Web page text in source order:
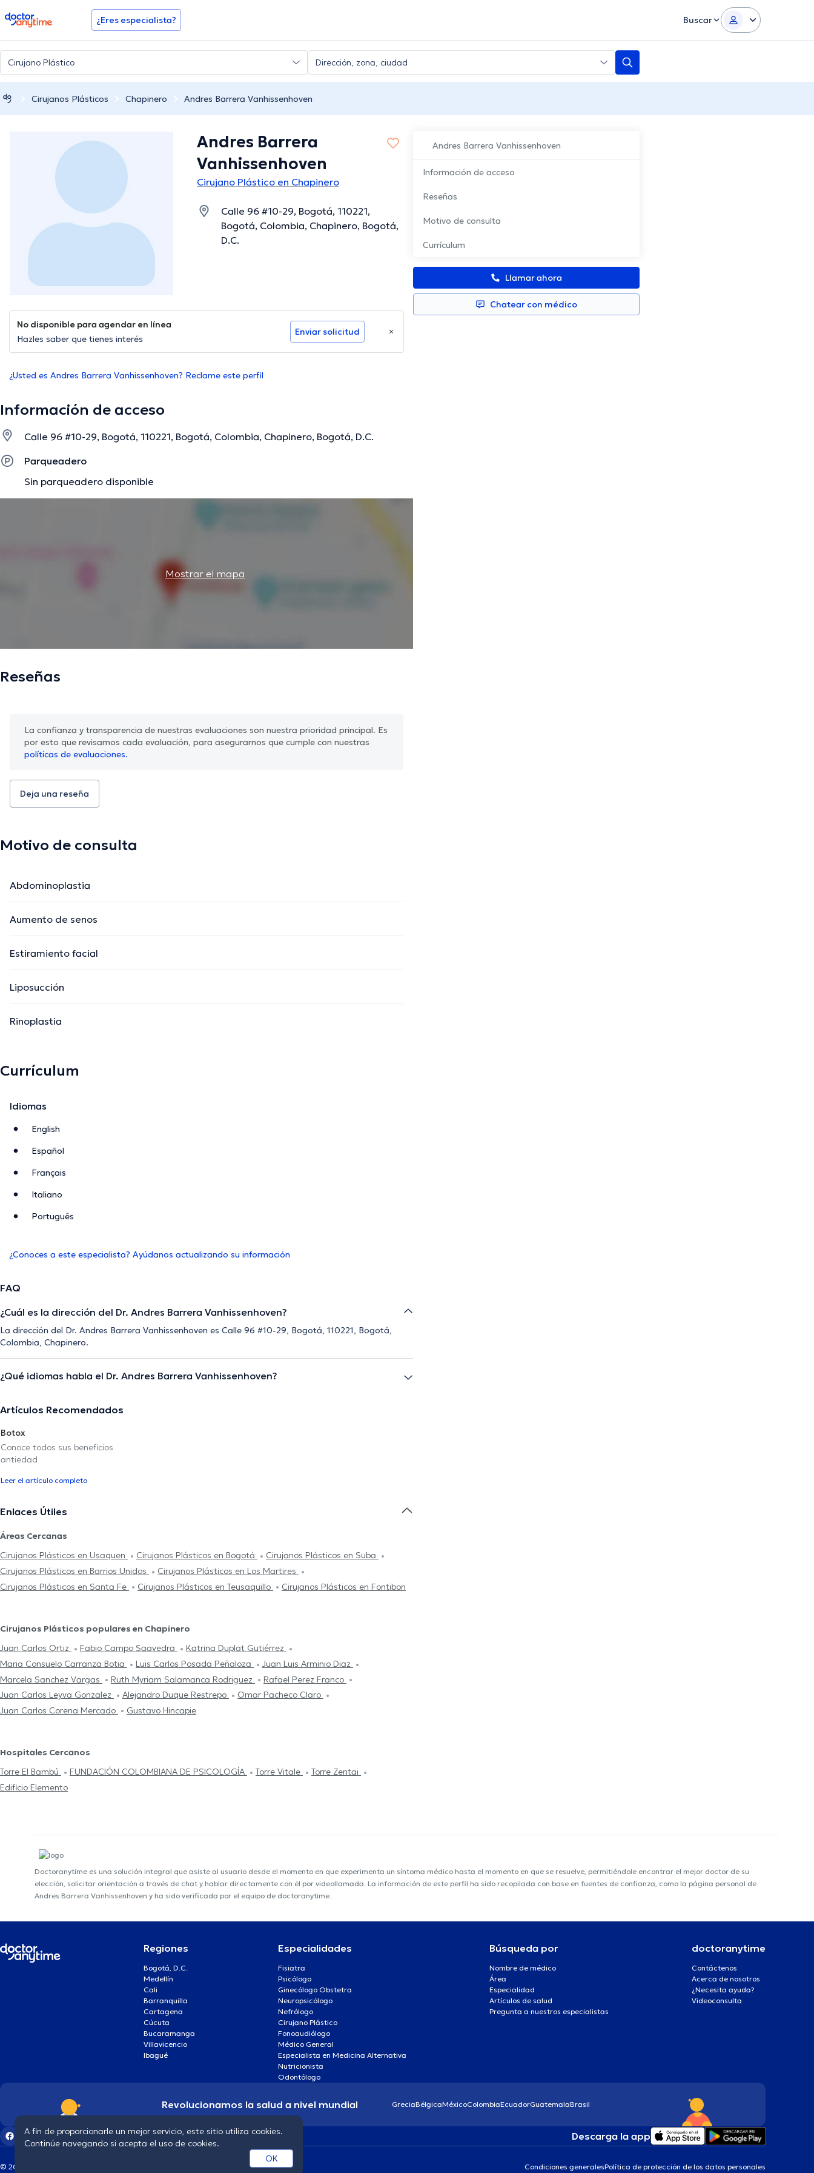
doctoranytime ¿Eres especialista? Buscar
Cirujanos Plásticos Chapinero Andres Barrera Vanhissenhoven
Andres Barrera Vanhissenhoven
Información de acceso
Reseñas
Motivo de consulta
Currículum
Llamar ahora
Chatear con médico
Andres Barrera
Vanhissenhoven
Cirujano Plástico en Chapinero
Calle 96 #10-29, Bogotá, 110221,
Bogotá, Colombia, Chapinero, Bogotá,
D.C.
No disponible para agendar en línea
Hazles saber que tienes interés
Enviar solicitud
¿Usted es Andres Barrera Vanhissenhoven? Reclame este perfil
Información de acceso
Calle 96 #10-29, Bogotá, 110221, Bogotá, Colombia, Chapinero, Bogotá, D.C.
Parqueadero
Sin parqueadero disponible
Mostrar el mapa
Reseñas
La confianza y transparencia de nuestras evaluaciones son nuestra prioridad principal. Es
por esto que revisamos cada evaluación, para asegurarnos que cumple con nuestras
políticas de evaluaciones.
Deja una reseña
Motivo de consulta
Abdominoplastia
Aumento de senos
Estiramiento facial
Liposucción
Rinoplastia
Currículum
Idiomas
English
Español
Français
Italiano
Português
¿Conoces a este especialista? Ayúdanos actualizando su información
FAQ
¿Cuál es la dirección del Dr. Andres Barrera Vanhissenhoven?
La dirección del Dr. Andres Barrera Vanhissenhoven es Calle 96 #10-29, Bogotá, 110221, Bogotá,
Colombia, Chapinero.
¿Qué idiomas habla el Dr. Andres Barrera Vanhissenhoven?
Artículos Recomendados
Botox
Conoce todos sus beneficios
antiedad
Leer el artículo completo
Enlaces Útiles
Áreas Cercanas
Cirujanos Plásticos en Usaquen
Cirujanos Plásticos en Bogotá
Cirujanos Plásticos en Suba
Cirujanos Plásticos en Barrios Unidos
Cirujanos Plásticos en Los Martires
Cirujanos Plásticos en Santa Fe
Cirujanos Plásticos en Teusaquillo Cirujanos Plásticos en Fontibon
Cirujanos Plásticos populares en Chapinero
Juan Carlos Ortiz
Fabio Campo Saavedra
Katrina Duplat Gutiérrez
Maria Consuelo Carranza Botia
Luis Carlos Posada Peñaloza
Juan Luis Arminio Diaz
Marcela Sanchez Vargas
Ruth Myriam Salamanca Rodriguez
Rafael Perez Franco
Juan Carlos Leyva Gonzalez
Alejandro Duque Restrepo
Omar Pacheco Claro
Juan Carlos Corena Mercado
Gustavo Hincapie
Hospitales Cercanos
Torre El Bambú
FUNDACIÓN COLOMBIANA DE PSICOLOGÍA Torre Vitale
Torre Zentai
Edificio Elemento
Doctoranytime es una solución integral que asiste al usuario desde el momento en que experimenta un síntoma médico hasta el momento en que se resuelve, permitiéndole encontrar el mejor doctor de su
elección, solicitar orientación a través de chat y hablar directamente con él por videollamada. La información de este perfil ha sido recopilada con base en fuentes de confianza, como la página personal de
Andres Barrera Vanhissenhoven y ha sido verificada por el equipo de doctoranytime.
Regiones
Bogotá, D.C.
Medellín
Cali
Barranquilla
Cartagena
Cúcuta
Bucaramanga
Villavicencio
Ibagué
Especialidades
Fisiatra
Psicólogo
Ginecólogo Obstetra
Neuropsicólogo
Nefrólogo
Cirujano Plástico
Fonoaudiólogo
Médico General
Especialista en Medicina Alternativa
Nutricionista
Odontólogo
Búsqueda por
Nombre de médico
Área
Especialidad
Artículos de salud
Pregunta a nuestros especialistas
doctoranytime
Contáctenos
Acerca de nosotros
¿Necesita ayuda?
Videoconsulta
Revolucionamos la salud a nivel mundial GreciaBélgicaMéxicoColombiaEcuadorGuatemalaBrasil
Descarga la app
Condiciones generalesPolítica de protección de los datos personales
© 2026 doctoranytime
A fin de proporcionarle un mejor servicio, este sitio utiliza cookies.
Continúe navegando si acepta el uso de cookies.
OK